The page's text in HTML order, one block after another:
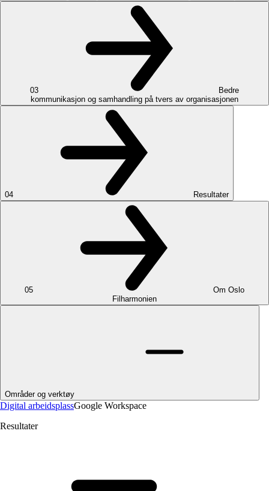
03
Bedre
kommunikasjon og samhandling på tvers av organisasjonen
04 Resultater
05
Om Oslo
Filharmonien
Områder og verktøy
Digital arbeidsplassGoogle Workspace
Resultater